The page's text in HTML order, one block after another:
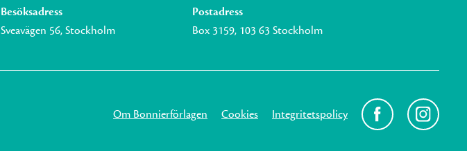
Besöksadress
Sveavägen 56, Stockholm
Postadress
Box 3159, 103 63 Stockholm
Om Bonnierförlagen Cookies Integritetspolicy